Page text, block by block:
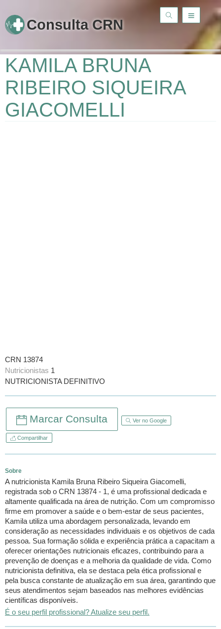
Consulta CRN
KAMILA BRUNA
RIBEIRO SIQUEIRA
GIACOMELLI
CRN 13874
Nutricionistas 1
NUTRICIONISTA DEFINITIVO
Marcar Consulta Ver no Google
Compartilhar
Sobre
A nutricionista Kamila Bruna Ribeiro Siqueira Giacomelli,
registrada sob o CRN 13874 - 1, é uma profissional dedicada e
altamente qualificada na área de nutrição. Com um compromisso
firme em promover a saúde e o bem-estar de seus pacientes,
Kamila utiliza uma abordagem personalizada, levando em
consideração as necessidades individuais e os objetivos de cada
pessoa. Sua formação sólida e experiência prática a capacitam a
oferecer orientações nutricionais eficazes, contribuindo para a
prevenção de doenças e a melhoria da qualidade de vida. Como
nutricionista definitiva, ela se destaca pela ética profissional e
pela busca constante de atualização em sua área, garantindo que
seus atendimentos sejam baseados nas melhores evidências
científicas disponíveis.
É o seu perfil profissional? Atualize seu perfil.